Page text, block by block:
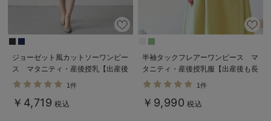
ジョーゼット風カットソーワンピー
ス マタニティ・産後授乳【出産後
も長く使える】Rosemadame（ロ
1件
￥4,719 税込
半袖タックフレアーワンピース マ
タニティ・産後授乳服【出産後も長
く使える】
1件
￥9,990 税込